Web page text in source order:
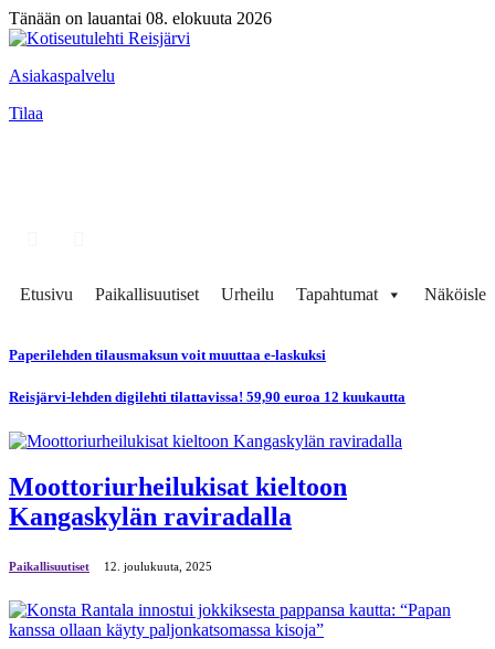
Tänään on lauantai 08. elokuuta 2026
Asiakaspalvelu
Tilaa
Etusivu Paikallisuutiset Urheilu Tapahtumat
Paperilehden tilausmaksun voit muuttaa e-laskuksi
Reisjärvi-lehden digilehti tilattavissa! 59,90 euroa 12 kuukautta
Moottoriurheilukisat kieltoon
Kangaskylän raviradalla
Paikallisuutiset 12. јoulukuuta, 2025